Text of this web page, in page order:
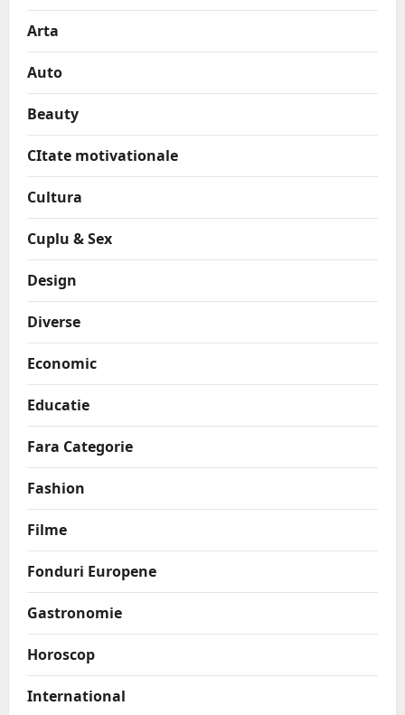
Arta
Auto
Beauty
CItate motivationale
Cultura
Cuplu & Sex
Design
Diverse
Economic
Educatie
Fara Categorie
Fashion
Filme
Fonduri Europene
Gastronomie
Horoscop
International